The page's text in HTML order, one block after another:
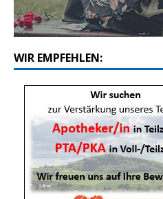
WIR EMPFEHLEN: